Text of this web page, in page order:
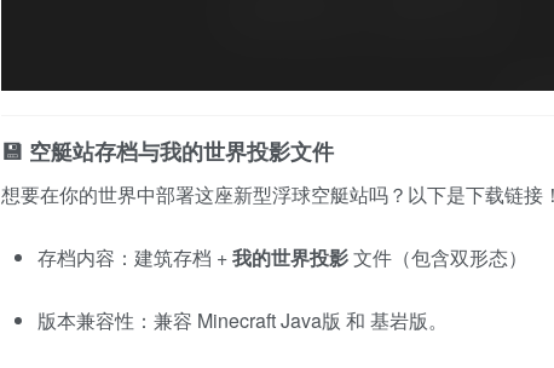
💾 空艇站存档与我的世界投影文件
想要在你的世界中部署这座新型浮球空艇站吗？以下是下载链接！
存档内容：建筑存档 +我的世界投影文件（包含双形态）
版本兼容性：兼容 Minecraft Java版 和 基岩版。